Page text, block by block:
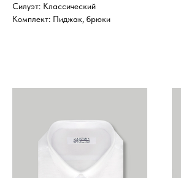
Силуэт: Классический
Комплект: Пиджак, брюки